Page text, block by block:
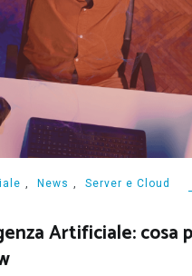
News Server e Cloud
Artificiale: cosa